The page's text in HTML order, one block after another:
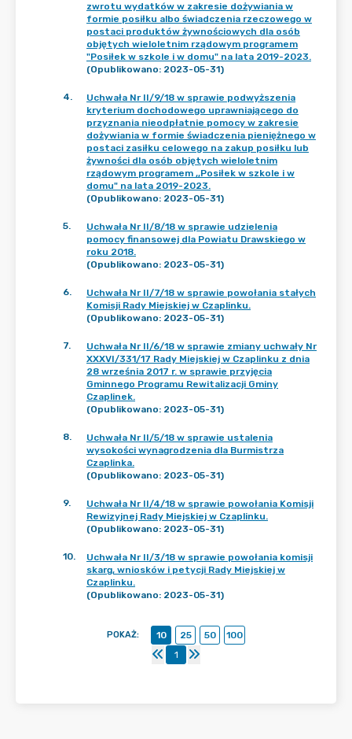
zwrotu wydatków w zakresie dożywiania w
formie posiłku albo świadczenia rzeczowego w
postaci produktów żywnościowych dla osób
objętych wieloletnim rządowym programem
"Posiłek w szkole i w domu" na lata 2019-2023.
(Opublikowano: 2023-05-31)
4.
Uchwała Nr II/9/18 w sprawie podwyższenia
kryterium dochodowego uprawniającego do
przyznania nieodpłatnie pomocy w zakresie
dożywiania w formie świadczenia pieniężnego w
postaci zasiłku celowego na zakup posiłku lub
żywności dla osób objętych wieloletnim
rządowym programem ,,Posiłek w szkole i w
domu" na lata 2019-2023.
(Opublikowano: 2023-05-31)
5.
Uchwała Nr II/8/18 w sprawie udzielenia
pomocy finansowej dla Powiatu Drawskiego w
roku 2018.
(Opublikowano: 2023-05-31)
6.
Uchwała Nr II/7/18 w sprawie powołania stałych
Komisji Rady Miejskiej w Czaplinku.
(Opublikowano: 2023-05-31)
7.
Uchwała Nr II/6/18 w sprawie zmiany uchwały Nr
XXXVI/331/17 Rady Miejskiej w Czaplinku z dnia
28 września 2017 r. w sprawie przyjęcia
Gminnego Programu Rewitalizacji Gminy
Czaplinek.
(Opublikowano: 2023-05-31)
8.
Uchwała Nr II/5/18 w sprawie ustalenia
wysokości wynagrodzenia dla Burmistrza
Czaplinka.
(Opublikowano: 2023-05-31)
9.
Uchwała Nr II/4/18 w sprawie powołania Komisji
Rewizyjnej Rady Miejskiej w Czaplinku.
(Opublikowano: 2023-05-31)
10.
Uchwała Nr II/3/18 w sprawie powołania komisji
skarg, wniosków i petycji Rady Miejskiej w
Czaplinku.
(Opublikowano: 2023-05-31)
POKAŻ: 10 25 50
100
1